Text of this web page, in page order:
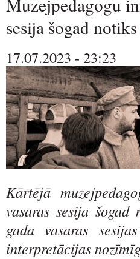
sesija šogad
17.07.2023 - 23:23
Kārtējā
vasaras sesija
gada vasaras
interpretācijas